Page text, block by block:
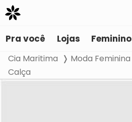
Pra você Lojas Feminino
Cia Maritima Moda Feminina
Calça